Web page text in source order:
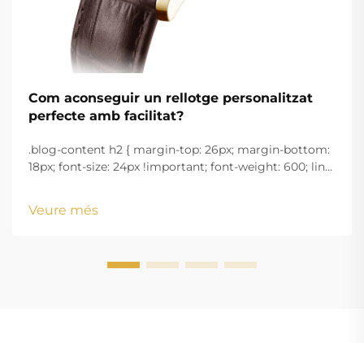
Com aconseguir un rellotge personalitzat
perfecte amb facilitat?
.blog-content h2 { margin-top: 26px; margin-bottom:
18px; font-size: 24px !important; font-weight: 600; line-
w...
Veure més